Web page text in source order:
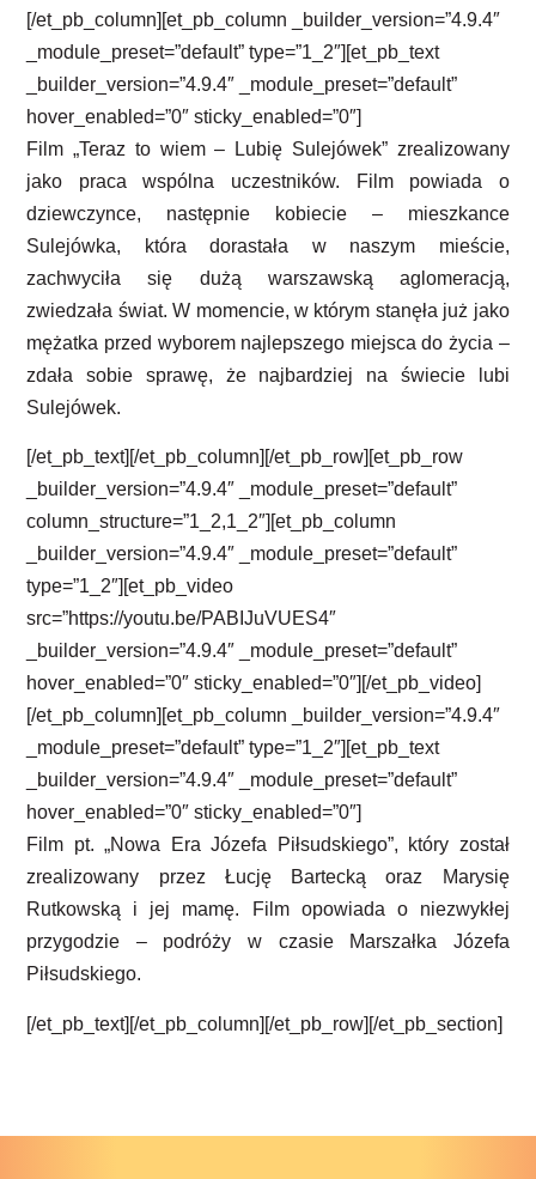
[/et_pb_column][et_pb_column _builder_version=”4.9.4″
_module_preset=”default” type=”1_2″][et_pb_text
_builder_version=”4.9.4″ _module_preset=”default”
hover_enabled=”0″ sticky_enabled=”0″]
Film „Teraz to wiem – Lubię Sulejówek” zrealizowany
jako praca wspólna uczestników. Film powiada o
dziewczynce, następnie kobiecie – mieszkance
Sulejówka, która dorastała w naszym mieście,
zachwyciła się dużą warszawską aglomeracją,
zwiedzała świat. W momencie, w którym stanęła już jako
mężatka przed wyborem najlepszego miejsca do życia –
zdała sobie sprawę, że najbardziej na świecie lubi
Sulejówek.
[/et_pb_text][/et_pb_column][/et_pb_row][et_pb_row
_builder_version=”4.9.4″ _module_preset=”default”
column_structure=”1_2,1_2″][et_pb_column
_builder_version=”4.9.4″ _module_preset=”default”
type=”1_2″][et_pb_video
src=”https://youtu.be/PABIJuVUES4″
_builder_version=”4.9.4″ _module_preset=”default”
hover_enabled=”0″ sticky_enabled=”0″][/et_pb_video]
[/et_pb_column][et_pb_column _builder_version=”4.9.4″
_module_preset=”default” type=”1_2″][et_pb_text
_builder_version=”4.9.4″ _module_preset=”default”
hover_enabled=”0″ sticky_enabled=”0″]
Film pt. „Nowa Era Józefa Piłsudskiego”, który został
zrealizowany przez Łucję Bartecką oraz Marysię
Rutkowską i jej mamę. Film opowiada o niezwykłej
przygodzie – podróży w czasieMarszałka Józefa
Piłsudskiego.
[/et_pb_text][/et_pb_column][/et_pb_row][/et_pb_section]